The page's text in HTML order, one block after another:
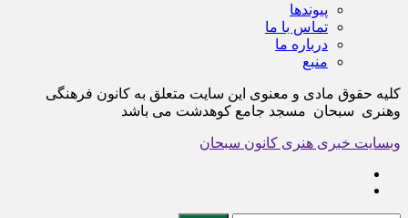
پیوندها
تماس با ما
درباره ما
منبع
کلیه حقوق مادی و معنوی این سایت متعلق به کانون فرهنگی
وهنری سبحان مسجد جامع کوهدشت می باشد
وبسایت خبری هنری کانون سبحان